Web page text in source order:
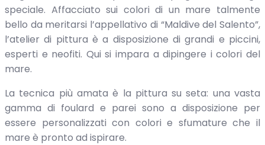
speciale. Affacciato sui colori di un mare talmente
bello da meritarsi l’appellativo di “Maldive del Salento”,
l’atelier di pittura è a disposizione di grandi e piccini,
esperti e neofiti. Qui si impara a dipingere i colori del
mare.
La tecnica più amata è la pittura su seta: una vasta
gamma di foulard e parei sono a disposizione per
essere personalizzati con colori e sfumature che il
mare è pronto ad ispirare.